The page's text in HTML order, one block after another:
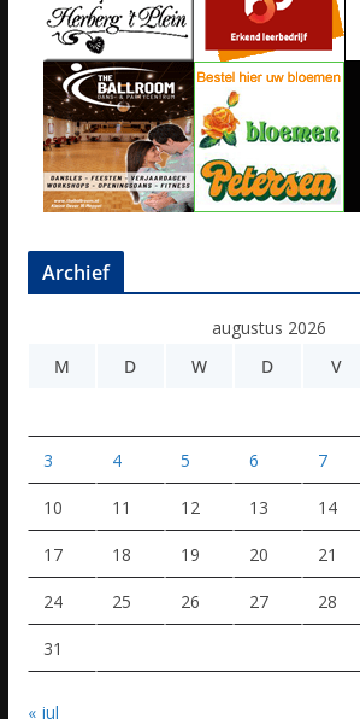
Archief
augustus 2026
M
D W D V
3 4 5 6 7
10 11 12 13 14
17 18 19 20 21
24 25 26 27 28
31
« jul